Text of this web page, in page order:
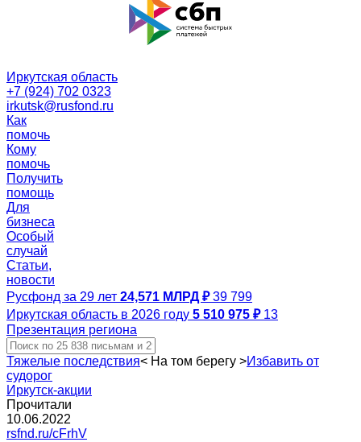
Иркутская область
+7 (924) 702 0323
irkutsk@rusfond.ru
Как
помочь
Кому
помочь
Получить
помощь
Для
бизнеса
Особый
случай
Статьи,
новости
Русфонд за 29 лет 24,571 МЛРД ₽ 39 799
Иркутская область в 2026 году 5 510 975 ₽ 13
Презентация региона
Тяжелые последствия< На том берегу >Избавить от
судорог
Иркутск-акции
Прочитали
10.06.2022
rsfnd.ru/cFrhV